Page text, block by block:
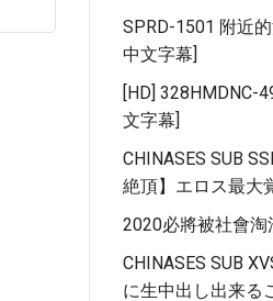
SPRD-1501 附近
中文字幕]
[HD] 328HMDNC-
文字幕]
CHINASES SUB
絶頂】エロス最大
2020必將被社會淘
CHINASES SUB
に生中出し出来る